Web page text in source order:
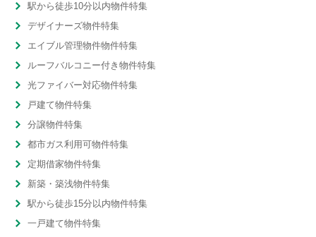
駅から徒歩10分以内物件特集
デザイナーズ物件特集
エイブル管理物件物件特集
ルーフバルコニー付き物件特集
光ファイバー対応物件特集
戸建て物件特集
分譲物件特集
都市ガス利用可物件特集
定期借家物件特集
新築・築浅物件特集
駅から徒歩15分以内物件特集
一戸建て物件特集